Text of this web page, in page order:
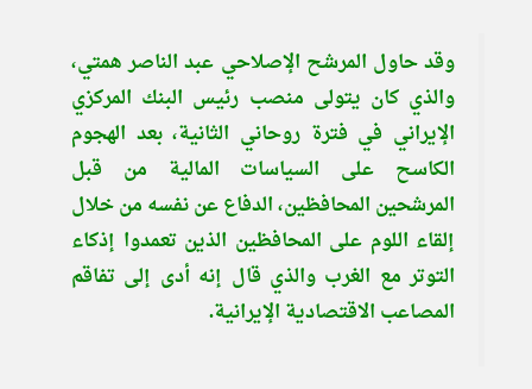
وقد حاول المرشح الإصلاحي عبد الناصر همتي،
والذي كان يتولى منصب رئيس البنك المركزي
الإيراني في فترة روحاني الثانية، بعد الهجوم
الكاسح على السياسات المالية من قبل
المرشحين المحافظين، الدفاع عن نفسه من خلال
إلقاء اللوم على المحافظين الذين تعمدوا إذكاء
التوتر مع الغرب والذي قال إنه أدى إلى تفاقم
المصاعب الاقتصادية الإيرانية.